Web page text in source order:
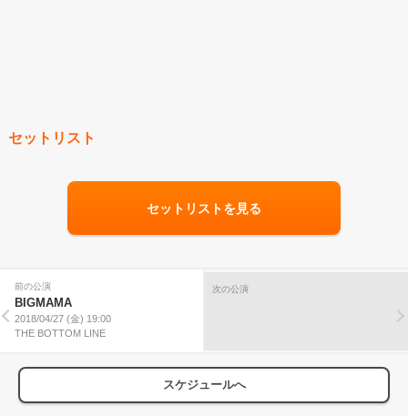
セットリスト
セットリストを見る
前の公演
BIGMAMA
2018/04/27 (金) 19:00
THE BOTTOM LINE
次の公演
スケジュールへ